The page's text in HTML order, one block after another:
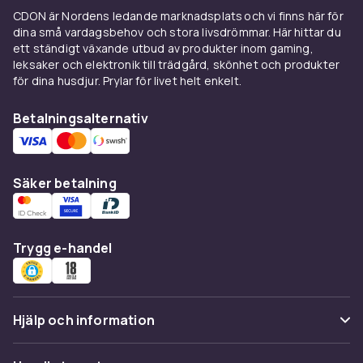
hydrauliska strömmar som når bortom
borstskuggorna. Många användare upplever
soniska modeller som mildare mot tandköttet.
Valet mellan oscillerande och sonisk handlar till
stor del om personlig preferens och vilket
känsla du föredrar i munnen. Båda
teknologierna ger överlägsen rengöring
jämfört med manuell tandborste. Det
eltandborsten regelbundet, inte vilken teknik
den använder.
Så väljer du rätt eltandborste
Tänk på batterilivslängd, utbud av
ersättningshuvuden och om du vill ha
Bluetooth-koppling till en app som ger
återkoppling om din borstning. Enklare
CDON är Nordens ledande marknadsplats och vi finns här för
dina små vardagsbehov och stora livsdrömmar. Här hittar du
ett ständigt växande utbud av produkter inom gaming,
leksaker och elektronik till trädgård, skönhet och produkter
för dina husdjur. Prylar för livet helt enkelt.
Betalningsalternativ
Säker betalning
Trygg e-handel
Hjälp och information